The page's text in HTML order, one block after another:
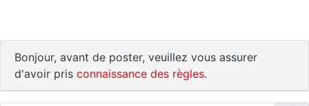
Bonjour, avant de poster, veuillez vous assurer
d'avoir pris connaissance des règles.